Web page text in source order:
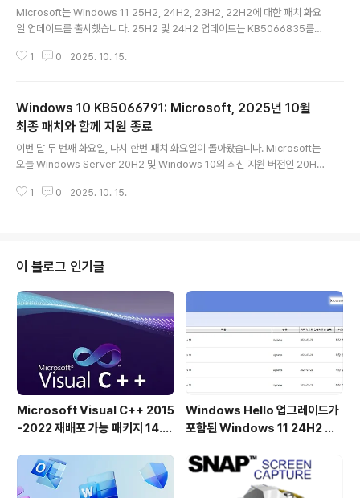
Microsoft는 Windows 11 25H2, 24H2, 23H2, 22H2에 대한 패치 화요
일 업데이트를 출시했습니다. 25H2 및 24H2 업데이트는 KB5066835를
다. 업데이트를 적용하면 25H2에서는 빌드 26200.6899, 24H2에서는 빌
내용 이 업데이트는 Windows 운영 체제의 보안 문제를 해결합니다. 개선 사
항 [브라우저] 수정됨: 이 업데이트는 Chromium 기반 브라우저에서 인쇄 미
리 보기 화면이 응답하지 않는 문제를 ..
1 0 2025. 10. 15.
Windows 10 KB5066791: Microsoft, 2025년 10월
최종 패치와 함께 지원 종료
이번 달 두 번째 화요일, 다시 한번 패치 화요일이 돌아왔습니다. Microsoft는
오늘 Windows Server 20H2 및 Windows 10의 최신 지원 버전인 20H
도 함)를 배포합니다. 새 업데이트는 KB5066791로 배포되며, 빌드 버전은 19
이번 릴리스의 주요 내용은 보안 패치와 버그 수정입니다. 변경 내역은 다음과
같습니다: [입력 및 구성] 수정됨: 중..
1 0 2025. 10. 15.
이 블로그 인기글
Microsoft Visual C++ 2015
-2022 재배포 가능 패키지 14.5
Windows Hello 업그레이드가
포함된 Windows 11 24H2 및
출시